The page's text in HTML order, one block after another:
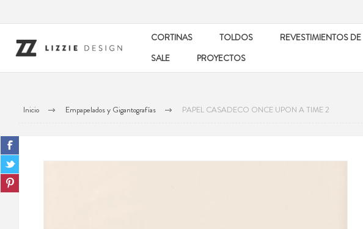
CORTINAS TOLDOS REVESTIMIENTOS
SALE
PROYECTOS
Inicio Empapelados y Gigantografías PAPEL CASADECO ONCE UPON A TIME 2